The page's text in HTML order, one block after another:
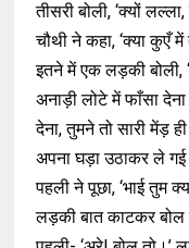
तीसरी बोली, ‘क्यों
चौथी ने कहा, ‘क्या कुएँ में
इतने में एक लड़की बोली,
अनाड़ी लोटे में फाँसा
देना, तुमने तो सारी मेंड़
अपना घड़ा उठाकर ले
पहली ने पूछा, ‘भाई तुम
लड़की बात काटकर बोल